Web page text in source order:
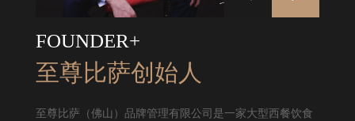
FOUNDER+
至尊比萨创始人
至尊比萨（佛山）品牌管理有限公司是一家大型西餐饮食